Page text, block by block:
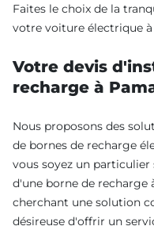
Faites le choix de la
votre voiture électrique à
Votre devis
recharge à
Nous proposons des
de bornes de recharge
vous soyez un
d'une borne de
cherchant une solution
désireuse d'offrir un